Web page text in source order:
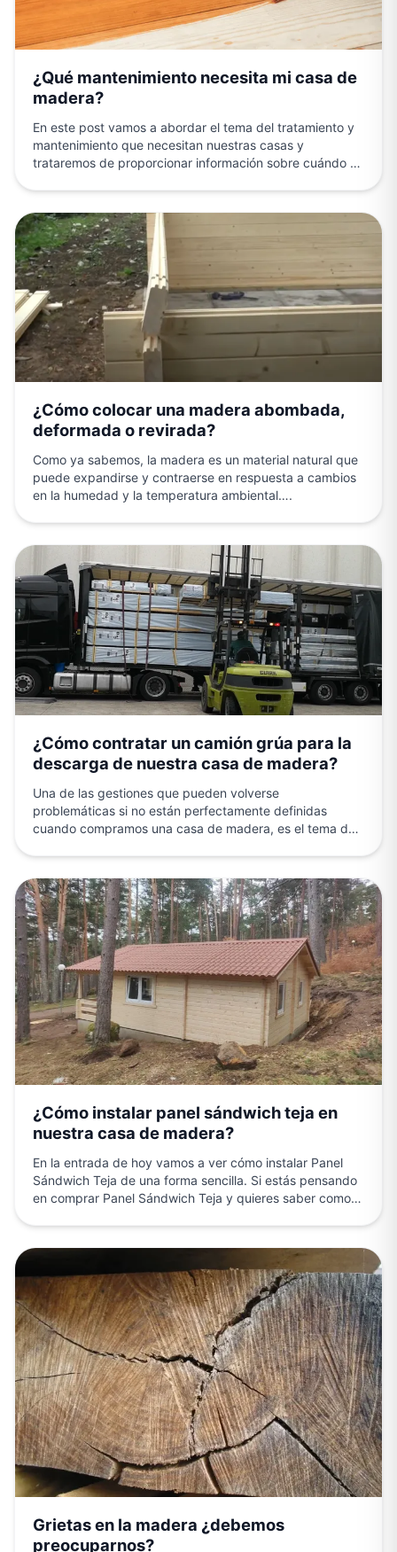
¿Qué mantenimiento necesita mi casa de
madera?
En este post vamos a abordar el tema del tratamiento y
mantenimiento que necesitan nuestras casas y
trataremos de proporcionar información sobre cuándo y
¿Cómo colocar una madera abombada,
deformada o revirada?
Como ya sabemos, la madera es un material natural que
puede expandirse y contraerse en respuesta a cambios
en la humedad y la temperatura ambiental….
¿Cómo contratar un camión grúa para la
descarga de nuestra casa de madera?
Una de las gestiones que pueden volverse
problemáticas si no están perfectamente definidas
cuando compramos una casa de madera, es el tema del
¿Cómo instalar panel sándwich teja en
nuestra casa de madera?
En la entrada de hoy vamos a ver cómo instalar Panel
Sándwich Teja de una forma sencilla. Si estás pensando
en comprar Panel Sándwich Teja y quieres saber como…
Grietas en la madera ¿debemos
preocuparnos?